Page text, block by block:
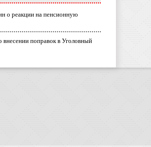
о реакции на пенсионную
поправок в Уголовный